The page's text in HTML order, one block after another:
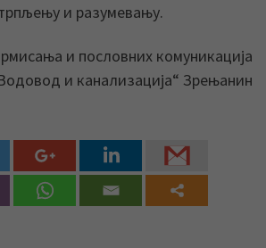
и разумевању.
и пословних комуникација
и канализација“ Зрењанин